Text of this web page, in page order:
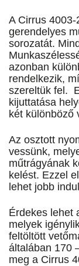
A Cirrus
gerendelyes
sorozatát.
azonban
rendelkezik,
szereltük fel.
kijuttatása
két különböző
Az osztott
vessünk,
műtrágyának
kelést. Ezzel
lehet jobb
Érdekes lehet
melyek
feltöltött
általában 170
meg a Cirrus